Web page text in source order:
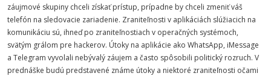
záujmové skupiny chceli získať prístup, prípadne by chceli zmeniť váš
telefón na sledovacie zariadenie. Zraniteľnosti v aplikáciách slúžiacich na
komunikáciu sú, ihneď po zraniteľnostiach v operačných systémoch,
svätým grálom pre hackerov. Útoky na aplikácie ako WhatsApp, iMessage
a Telegram vyvolali nebývalý záujem a často spôsobili politický rozruch. V
prednáške budú predstavené známe útoky a niektoré zraniteľnosti očami